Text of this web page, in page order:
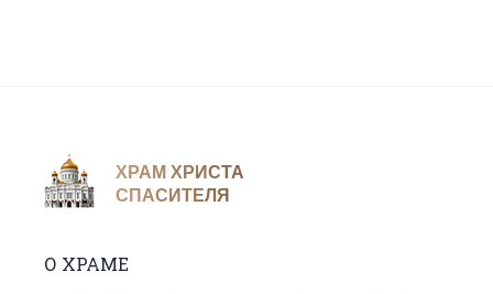
ХРАМ ХРИСТА
СПАСИТЕЛЯ
О ХРАМЕ